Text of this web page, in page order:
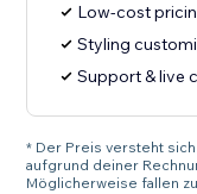
Low-cost
Styling
Support & live
* Der Preis versteht
aufgrund deiner
Möglicherweise fallen